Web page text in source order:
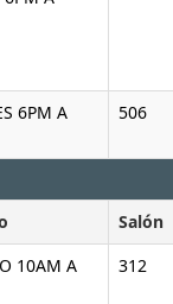
6PM A
506
Salón
10AM A
312